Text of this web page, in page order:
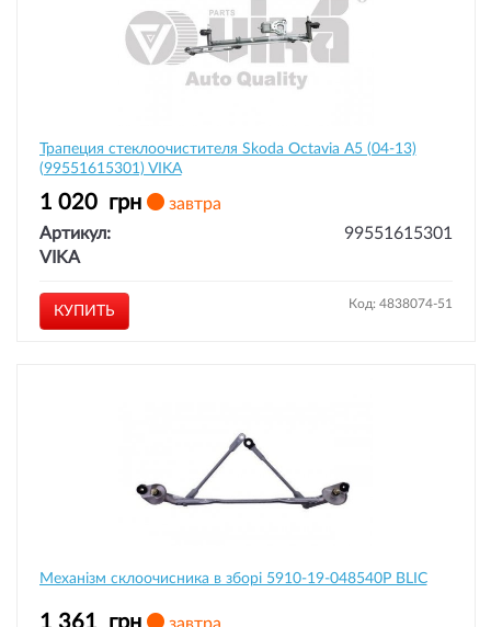
Трапеция стеклоочистителя Skoda Octavia A5 (04-13)
(99551615301) VIKA
1 020 грн
завтра
Артикул:
99551615301
VIKA
КУПИТЬ Код: 4838074-51
Механізм склоочисника в зборі 5910-19-048540P BLIC
1 361 грн